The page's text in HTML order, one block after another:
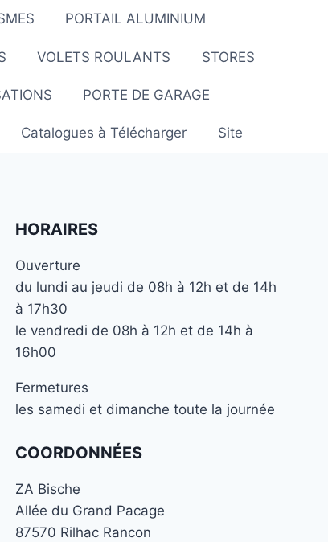
PORTAIL ALUMINIUM
VOLETS ROULANTS STORES
PORTE DE GARAGE
Catalogues à Télécharger Site
HORAIRES
Ouverture
du lundi au jeudi de 08h à 12h et de 14h
à 17h30
le vendredi de 08h à 12h et de 14h à
16h00
Fermetures
les samedi et dimanche toute la journée
COORDONNÉES
ZA Bische
Allée du Grand Pacage
87570 Rilhac Rancon